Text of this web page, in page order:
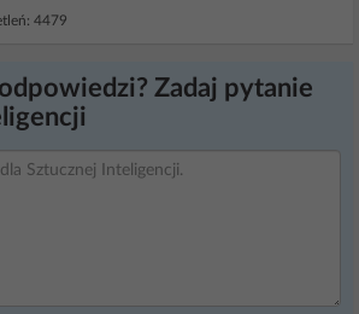
4479
odpowiedzi? Zadaj pytanie